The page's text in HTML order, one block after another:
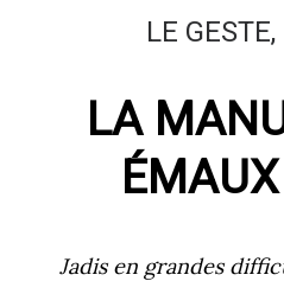
LE GESTE,
LA
Jadis en grandes